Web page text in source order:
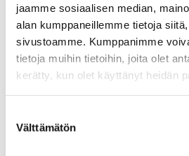
jaamme sosiaalisen median,
alan kumppaneillemme tietoja
sivustoamme. Kumppanimme
tietoja muihin tietoihin, joita olet
kerätty, kun olet käyttänyt heidän
valinta
Välttämätön